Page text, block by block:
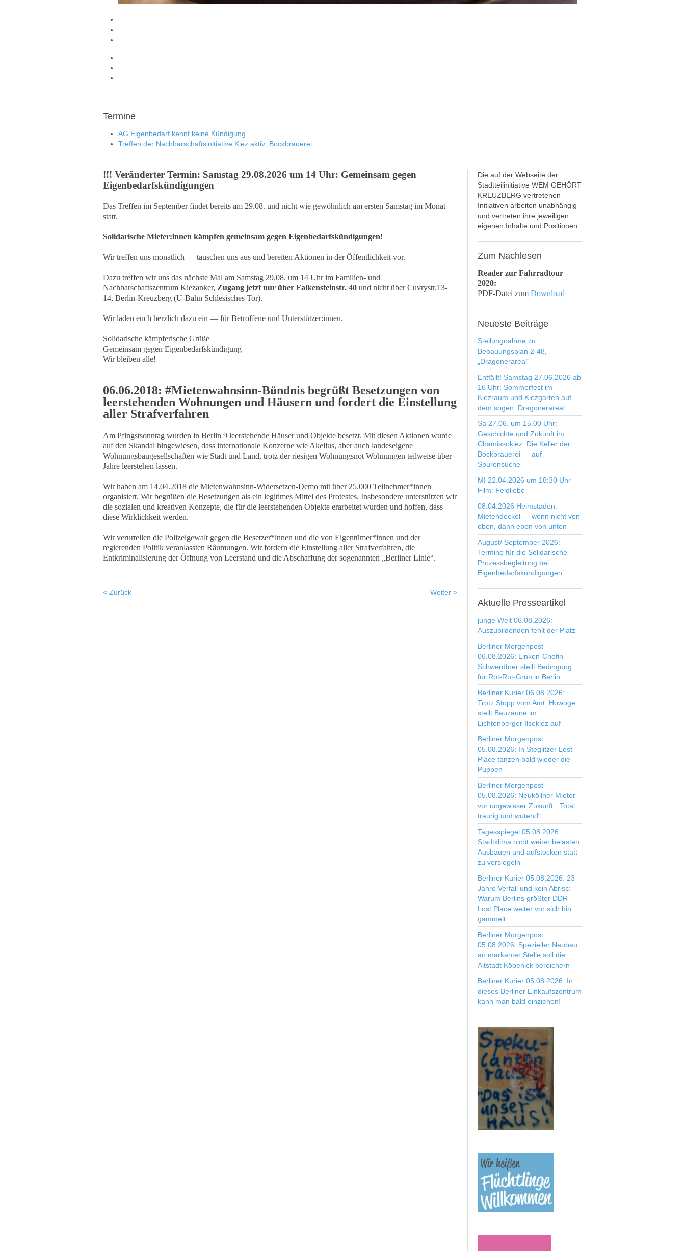
Termine
AG Eigenbedarf kennt keine Kündigung
Treffen der Nachbarschaftsinitiative Kiez aktiv: Bockbrauerei
!!! Veränderter Termin: Samstag 29.08.2026 um 14 Uhr: Gemeinsam gegen
Eigenbedarfskündigungen
Das Treffen im September findet bereits am 29.08. und nicht wie gewöhnlich am ersten Samstag im Monat
statt.
Solidarische Mieter:innen kämpfen gemeinsam gegen Eigenbedarfskündigungen!
Wir treffen uns monatlich — tauschen uns aus und bereiten Aktionen in der Öffentlichkeit vor.
Dazu treffen wir uns das nächste Mal am Samstag 29.08. um 14 Uhr im Familien- und
Nachbarschaftszentrum Kiezanker, Zugang jetzt nur über Falkensteinstr. 40 und nicht über Cuvrystr.13-
14, Berlin-Kreuzberg (U-Bahn Schlesisches Tor).
Wir laden euch herzlich dazu ein — für Betroffene und Unterstützer:innen.
Solidarische kämpferische Grüße
Gemeinsam gegen Eigenbedarfskündigung
Wir bleiben alle!
06.06.2018: #Mietenwahnsinn-Bündnis begrüßt Besetzungen von
leerstehenden Wohnungen und Häusern und fordert die Einstellung
aller Strafverfahren
Am Pfingstsonntag wurden in Berlin 9 leerstehende Häuser und Objekte besetzt. Mit diesen Aktionen wurde
auf den Skandal hingewiesen, dass internationale Konzerne wie Akelius, aber auch landeseigene
Wohnungsbaugesellschaften wie Stadt und Land, trotz der riesigen Wohnungsnot Wohnungen teilweise über
Jahre leerstehen lassen.
Wir haben am 14.04.2018 die Mietenwahnsinn-Widersetzen-Demo mit über 25.000 Teilnehmer*innen
organisiert. Wir begrüßen die Besetzungen als ein legitimes Mittel des Protestes. Insbesondere unterstützen wir
die sozialen und kreativen Konzepte, die für die leerstehenden Objekte erarbeitet wurden und hoffen, dass
diese Wirklichkeit werden.
Wir verurteilen die Polizeigewalt gegen die Besetzer*innen und die von Eigentümer*innen und der
regierenden Politik veranlassten Räumungen. Wir fordern die Einstellung aller Strafverfahren, die
Entkriminalisierung der Öffnung von Leerstand und die Abschaffung der sogenannten „Berliner Linie“.
< Zurück Weiter >
Die auf der Webseite der
Stadtteilinitiative WEM GEHÖRT
KREUZBERG vertretenen
Initiativen arbeiten unabhängig
und vertreten ihre jeweiligen
eigenen Inhalte und Positionen
Zum Nachlesen
Reader zur Fahrradtour
2020:
PDF-Datei zum Download
Neueste Beiträge
Stellungnahme zu
Bebauungsplan 2-48,
„Dragonerareal“
Entfällt! Samstag 27.06.2026 ab
16 Uhr: Sommerfest im
Kiezraum und Kiezgarten auf
dem sogen. Dragonerareal
Sa 27.06. um 15.00 Uhr:
Geschichte und Zukunft im
Chamissokiez: Die Keller der
Bockbrauerei — auf
Spurensuche
MI 22.04.2026 um 18:30 Uhr
Film: Feldliebe
08.04.2026 Heimstaden:
Mietendeckel — wenn nicht von
oben, dann eben von unten
August/ September 2026:
Termine für die Solidarische
Prozessbegleitung bei
Eigenbedarfskündigungen
Aktuelle Presseartikel
junge Welt 06.08.2026:
Auszubildenden fehlt der Platz
Berliner Morgenpost
06.08.2026: Linken-Chefin
Schwerdtner stellt Bedingung
für Rot-Rot-Grün in Berlin
Berliner Kurier 06.08.2026:
Trotz Stopp vom Amt: Howoge
stellt Bauzäune im
Lichtenberger Ilsekiez auf
Berliner Morgenpost
05.08.2026: In Steglitzer Lost
Place tanzen bald wieder die
Puppen
Berliner Morgenpost
05.08.2026: Neuköllner Mieter
vor ungewisser Zukunft: „Total
traurig und wütend“
Tagesspiegel 05.08.2026:
Stadtklima nicht weiter belasten:
Ausbauen und aufstocken statt
zu versiegeln
Berliner Kurier 05.08.2026: 23
Jahre Verfall und kein Abriss:
Warum Berlins größter DDR-
Lost Place weiter vor sich hin
gammelt
Berliner Morgenpost
05.08.2026: Spezieller Neubau
an markanter Stelle soll die
Altstadt Köpenick bereichern
Berliner Kurier 05.08.2026: In
dieses Berliner Einkaufszentrum
kann man bald einziehen!